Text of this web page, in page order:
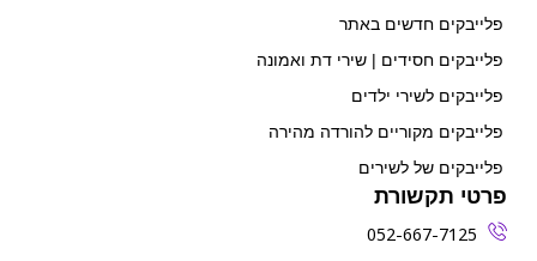
פלייבקים חדשים באתר
פלייבקים חסידים | שירי דת ואמונה
פלייבקים לשירי ילדים
פלייבקים מקוריים להורדה מהירה
פלייבקים של לשירים
פרטי תקשורת
052-667-7125